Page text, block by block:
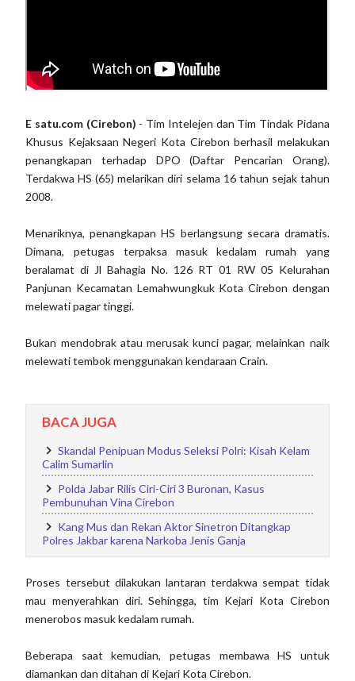
E satu.com (Cirebon) - Tim Intelejen dan Tim Tindak Pidana
Khusus Kejaksaan Negeri Kota Cirebon berhasil melakukan
penangkapan terhadap DPO (Daftar Pencarian Orang).
Terdakwa HS (65) melarikan diri selama 16 tahun sejak tahun
2008.
Menariknya, penangkapan HS berlangsung secara dramatis.
Dimana, petugas terpaksa masuk kedalam rumah yang
beralamat di Jl Bahagia No. 126 RT 01 RW 05 Kelurahan
Panjunan Kecamatan Lemahwungkuk Kota Cirebon dengan
melewati pagar tinggi.
Bukan mendobrak atau merusak kunci pagar, melainkan naik
melewati tembok menggunakan kendaraan Crain.
BACA JUGA
Skandal Penipuan Modus Seleksi Polri: Kisah Kelam
Calim Sumarlin
Polda Jabar Rilis Ciri-Ciri 3 Buronan, Kasus
Pembunuhan Vina Cirebon
Kang Mus dan Rekan Aktor Sinetron Ditangkap
Polres Jakbar karena Narkoba Jenis Ganja
Proses tersebut dilakukan lantaran terdakwa sempat tidak
mau menyerahkan diri. Sehingga, tim Kejari Kota Cirebon
menerobos masuk kedalam rumah.
Beberapa saat kemudian, petugas membawa HS untuk
diamankan dan ditahan di Kejari Kota Cirebon.